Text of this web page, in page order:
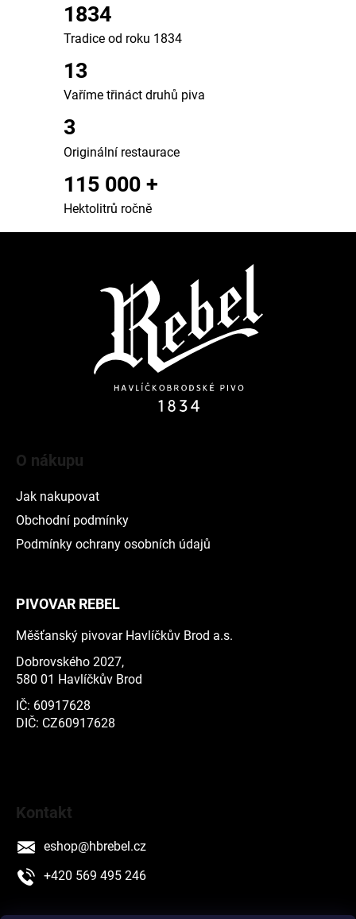
1834
Tradice od roku 1834
13
Vaříme třináct druhů piva
3
Originální restaurace
115 000 +
Hektolitrů ročně
O nákupu
Jak nakupovat
Obchodní podmínky
Podmínky ochrany osobních údajů
PIVOVAR REBEL
Měšťanský pivovar Havlíčkův Brod a.s.
Dobrovského 2027,
580 01 Havlíčkův Brod
IČ: 60917628
DIČ: CZ60917628
Kontakt
eshop@hbrebel.cz
+420 569 495 246